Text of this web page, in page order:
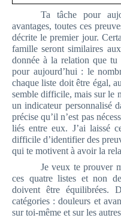
Ta tâche pour
avantages, toutes ces
décrite le premier jour.
famille seront similaires
donnée à la relation que tu
pour aujourd’hui : le
chaque liste doit être égal,
semble difficile, mais sur le
un indicateur personnalisé
précise qu’il n’est pas
liés entre eux. J’ai laissé
difficile d’identifier des
qui te motivent à avoir la
Je veux te prouver
ces quatre listes et non
doivent être équilibrées.
catégories : douleurs et
sur toi-même et sur les